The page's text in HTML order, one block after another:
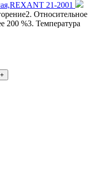
21-2001
Относительное
200 %3. Температура
+